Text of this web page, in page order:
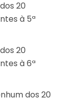
20
à 5ª
20
à 6ª
dos 20